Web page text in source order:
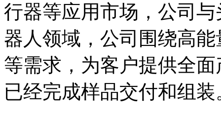
行器等应用市场，公司
器人领域，公司围绕高
等需求，为客户提供全
已经完成样品交付和组装